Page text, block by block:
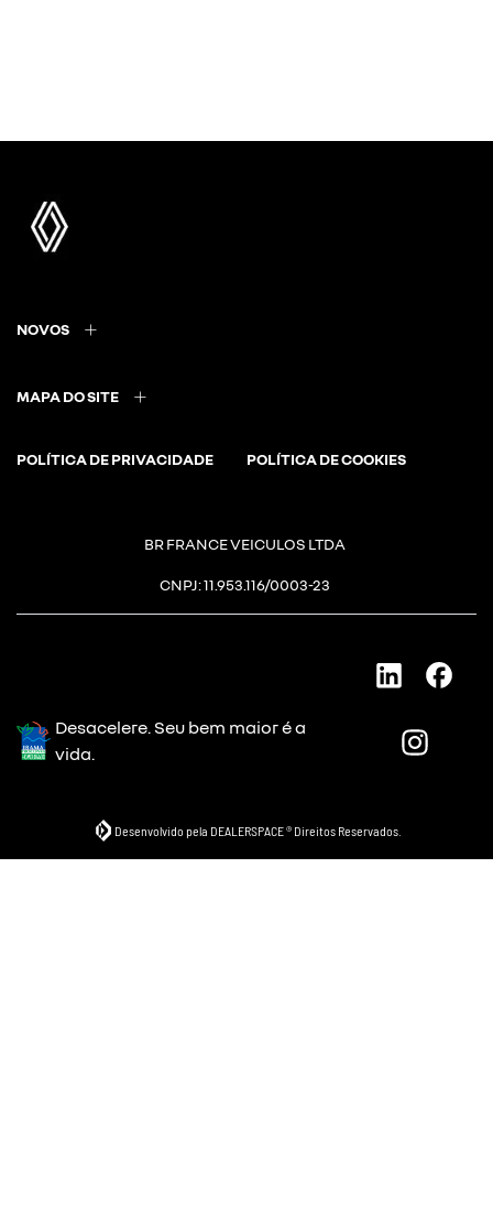
NOVOS
MAPA DO SITE
POLÍTICA DE PRIVACIDADE POLÍTICA DE COOKIES
BR FRANCE VEICULOS LTDA
CNPJ: 11.953.116/0003-23
Desacelere. Seu bem maior é a
vida.
Desenvolvido pela DEALERSPACE ® Direitos Reservados.